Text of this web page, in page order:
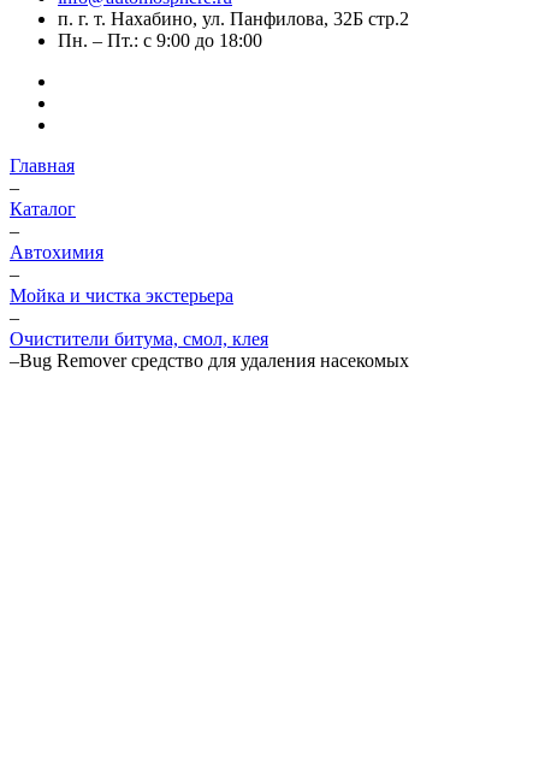
п. г. т. Нахабино, ул. Панфилова, 32Б стр.2
Пн. – Пт.: с 9:00 до 18:00
Главная
–
Каталог
–
Автохимия
–
Мойка и чистка экстерьера
–
Очистители битума, смол, клея
–Bug Remover средство для удаления насекомых